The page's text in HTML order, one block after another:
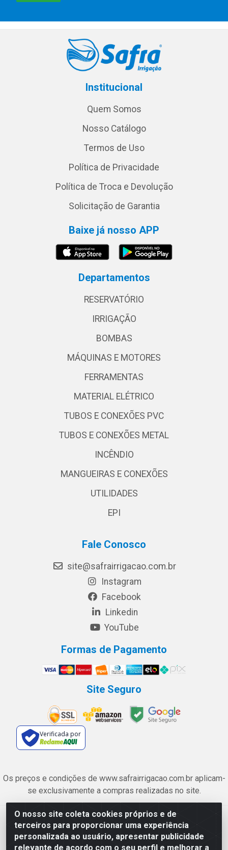
O nosso site coleta cookies próprios e de
terceiros para proporcionar uma experiência
personalizada ao usuário, apresentar publicidade
relevante de acordo com o seu perfil e melhorar a
Institucional
Quem Somos
Nosso Catálogo
Termos de Uso
Política de Privacidade
Política de Troca e Devolução
Solicitação de Garantia
Baixe já nosso APP
Departamentos
RESERVATÓRIO
IRRIGAÇÃO
BOMBAS
MÁQUINAS E MOTORES
FERRAMENTAS
MATERIAL ELÉTRICO
TUBOS E CONEXÕES PVC
TUBOS E CONEXÕES METAL
INCÊNDIO
MANGUEIRAS E CONEXÕES
UTILIDADES
EPI
Fale Conosco
site@safrairrigacao.com.br
Instagram
Facebook
Linkedin
YouTube
Formas de Pagamento
Site Seguro
Verificada por
Os preços e condições de www.safrairrigacao.com.br aplicam-
se exclusivamente a compras realizadas no site.
Safra Agrícola e Pecuária LTDA - Avenida Castelo Branco, 5330 -
Esplanada dos Anicuns, Goiânia/GO - CEP 74.433-205 - CNPJ
06.315.490/0001-00